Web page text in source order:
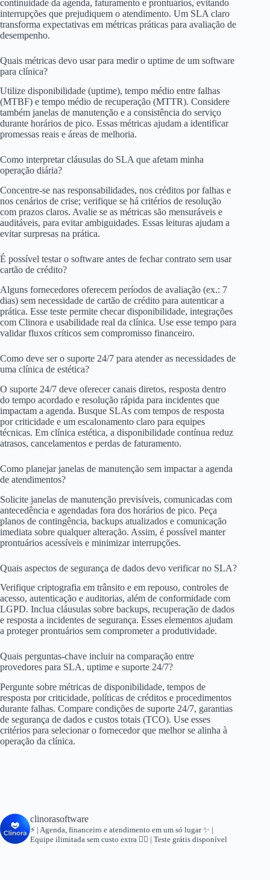
continuidade da agenda, faturamento e prontuários, evitando
interrupções que prejudiquem o atendimento. Um SLA claro
transforma expectativas em métricas práticas para avaliação de
desempenho.
Quais métricas devo usar para medir o uptime de um software
para clínica?
Utilize disponibilidade (uptime), tempo médio entre falhas
(MTBF) e tempo médio de recuperação (MTTR). Considere
também janelas de manutenção e a consistência do serviço
durante horários de pico. Essas métricas ajudam a identificar
promessas reais e áreas de melhoria.
Como interpretar cláusulas do SLA que afetam minha
operação diária?
Concentre-se nas responsabilidades, nos créditos por falhas e
nos cenários de crise; verifique se há critérios de resolução
com prazos claros. Avalie se as métricas são mensuráveis e
auditáveis, para evitar ambiguidades. Essas leituras ajudam a
evitar surpresas na prática.
É possível testar o software antes de fechar contrato sem usar
cartão de crédito?
Alguns fornecedores oferecem períodos de avaliação (ex.: 7
dias) sem necessidade de cartão de crédito para autenticar a
prática. Esse teste permite checar disponibilidade, integrações
com Clinora e usabilidade real da clínica. Use esse tempo para
validar fluxos críticos sem compromisso financeiro.
Como deve ser o suporte 24/7 para atender as necessidades de
uma clínica de estética?
O suporte 24/7 deve oferecer canais diretos, resposta dentro
do tempo acordado e resolução rápida para incidentes que
impactam a agenda. Busque SLAs com tempos de resposta
por criticidade e um escalonamento claro para equipes
técnicas. Em clínica estética, a disponibilidade contínua reduz
atrasos, cancelamentos e perdas de faturamento.
Como planejar janelas de manutenção sem impactar a agenda
de atendimentos?
Solicite janelas de manutenção previsíveis, comunicadas com
antecedência e agendadas fora dos horários de pico. Peça
planos de contingência, backups atualizados e comunicação
imediata sobre qualquer alteração. Assim, é possível manter
prontuários acessíveis e minimizar interrupções.
Quais aspectos de segurança de dados devo verificar no SLA?
Verifique criptografia em trânsito e em repouso, controles de
acesso, autenticação e auditorias, além de conformidade com
LGPD. Inclua cláusulas sobre backups, recuperação de dados
e resposta a incidentes de segurança. Esses elementos ajudam
a proteger prontuários sem comprometer a produtividade.
Quais perguntas-chave incluir na comparação entre
provedores para SLA, uptime e suporte 24/7?
Pergunte sobre métricas de disponibilidade, tempos de
resposta por criticidade, políticas de créditos e procedimentos
durante falhas. Compare condições de suporte 24/7, garantias
de segurança de dados e custos totais (TCO). Use esses
critérios para selecionar o fornecedor que melhor se alinha à
operação da clínica.
clinorasoftware
⚡ | Agenda, financeiro e atendimento em um só lugar✨ |
Equipe ilimitada sem custo extra 👇🏻 | Teste grátis disponível